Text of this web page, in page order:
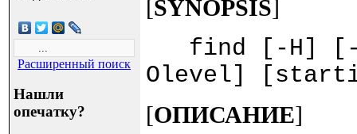
Расширенный поиск
Нашли
опечатку?
[SYNOPSIS]
find [-H] [-
Olevel]
[ОПИСАНИЕ]